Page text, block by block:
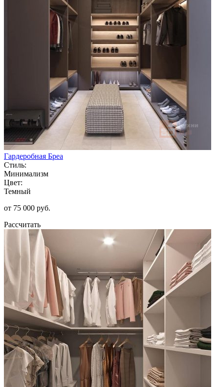
Гардеробная Бреа
Стиль:
Минимализм
Цвет:
Темный
от 75 000 руб.
Рассчитать